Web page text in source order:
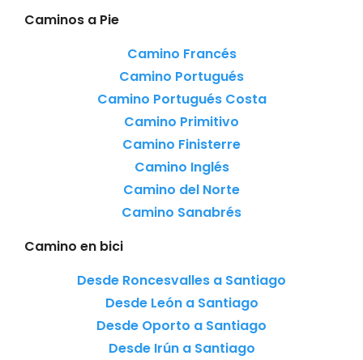
Caminos a Pie
Camino Francés
Camino Portugués
Camino Portugués Costa
Camino Primitivo
Camino Finisterre
Camino Inglés
Camino del Norte
Camino Sanabrés
Camino en bici
Desde Roncesvalles a Santiago
Desde León a Santiago
Desde Oporto a Santiago
Desde Irún a Santiago